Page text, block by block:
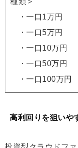
・一口1万円
・一口5万円
・一口10万円
・一口50万円
・一口100万円
高利回りを狙いや